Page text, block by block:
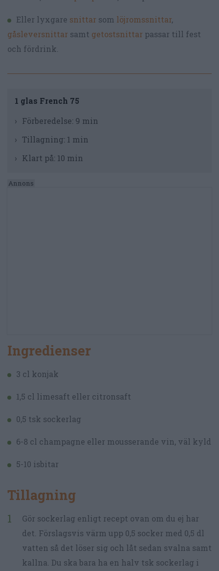
Eller lyxgare snittar som löjromssnittar,
gåsleversnittar samt getostsnittar passar till fest
och fördrink.
1 glas French 75
Förberedelse: 9 min
Tillagning: 1 min
Klart på: 10 min
Ingredienser
3 cl konjak
1,5 cl limesaft eller citronsaft
0,5 tsk sockerlag
6-8 cl champagne eller mousserande vin, väl kyld
5-10 isbitar
Tillagning
Gör sockerlag enligt recept ovan om du ej har
det. Förslagsvis värm upp 0,5 socker med 0,5 dl
vatten så det löser sig och låt sedan svalna samt
kallna. Du ska bara ha en halv tsk sockerlag i